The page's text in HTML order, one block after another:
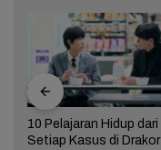
10 Pelajaran Hidup dari
Setiap Kasus di Drakor